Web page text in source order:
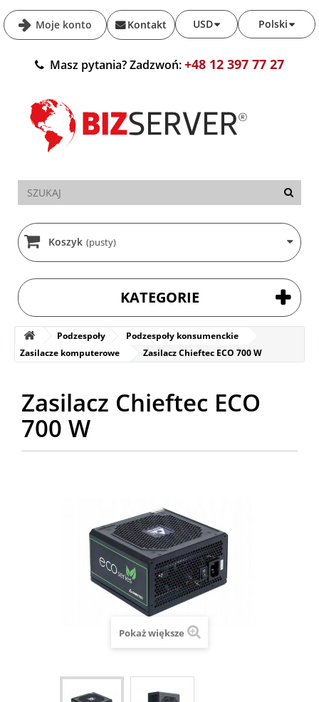
Moje konto Polski
USD
Kontakt
Masz pytania? Zadzwoń:+48 12 397 77 27
Koszyk (pusty)
KATEGORIE
Podzespoły
Podzespoły konsumenckie
Zasilacze komputerowe
Zasilacz Chieftec ECO 700 W
Zasilacz Chieftec ECO
700 W
Pokaż większe